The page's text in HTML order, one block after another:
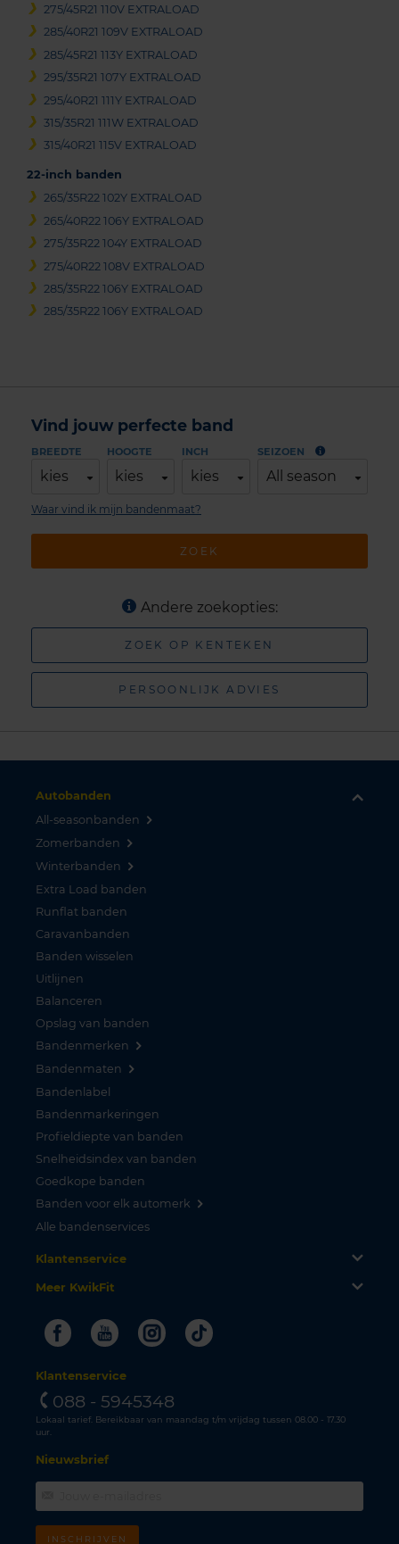
275/45R21 110V EXTRALOAD
285/40R21 109V EXTRALOAD
285/45R21 113Y EXTRALOAD
295/35R21 107Y EXTRALOAD
295/40R21 111Y EXTRALOAD
315/35R21 111W EXTRALOAD
315/40R21 115V EXTRALOAD
22-inch banden
265/35R22 102Y EXTRALOAD
265/40R22 106Y EXTRALOAD
275/35R22 104Y EXTRALOAD
275/40R22 108V EXTRALOAD
285/35R22 106Y EXTRALOAD
285/35R22 106Y EXTRALOAD
Vind jouw perfecte band
BREEDTE
kies
HOOGTE
kies
INCH
kies
SEIZOEN
All season
ZOEK
Waar vind ik mijn bandenmaat?
Andere zoekopties:
ZOEK OP KENTEKEN
PERSOONLIJK ADVIES
Autobanden
All-seasonbanden
Zomerbanden
Winterbanden
Extra Load banden
Runflat banden
Caravanbanden
Banden wisselen
Uitlijnen
Balanceren
Opslag van banden
Bandenmerken
Bandenmaten
Bandenlabel
Bandenmarkeringen
Profieldiepte van banden
Snelheidsindex van banden
Goedkope banden
Banden voor elk automerk
Alle bandenservices
Klantenservice
Meer KwikFit
FacebookYoutubeInstagram
Tiktok
Klantenservice
088 - 5945348
Lokaal tarief. Bereikbaar van maandag t/m vrijdag tussen 08.00 - 17.30
uur.
Nieuwsbrief
INSCHRIJVEN